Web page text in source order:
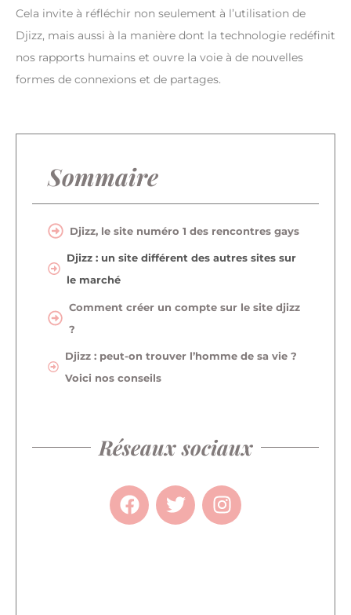
Cela invite à réfléchir non seulement à l’utilisation de
Djizz, mais aussi à la manière dont la technologie redéfinit
nos rapports humains et ouvre la voie à de nouvelles
formes de connexions et de partages.
Sommaire
Djizz, le site numéro 1 des rencontres gays
Djizz : un site différent des autres sites sur
le marché
Comment créer un compte sur le site djizz
?
Djizz : peut-on trouver l’homme de sa vie ?
Voici nos conseils
Réseaux sociaux